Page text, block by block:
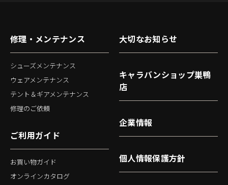
修理・メンテナンス
シューズメンテナンス
ウェアメンテナンス
テント＆ギアメンテナンス
修理のご依頼
ご利用ガイド
お買い物ガイド
オンラインカタログ
大切なお知らせ
キャラバンショップ巣鴨
店
企業情報
個人情報保護方針